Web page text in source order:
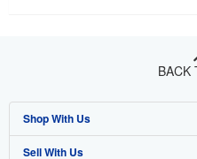
BACK
Shop With Us
Advanced Search
Sell With Us